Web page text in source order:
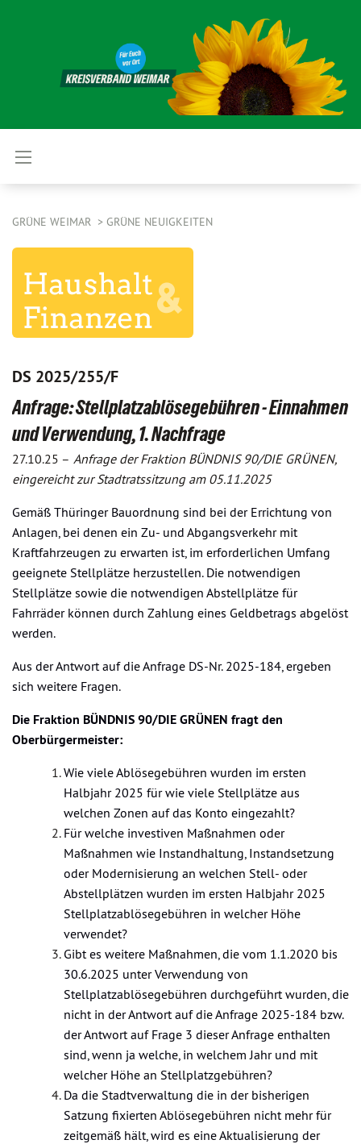
GRÜNE WEIMAR GRÜNE NEUIGKEITEN
DS 2025/255/F
Anfrage: Stellplatzablösegebühren - Einnahmen
und Verwendung, 1. Nachfrage
27.10.25 – Anfrage der Fraktion BÜNDNIS 90/DIE GRÜNEN,
eingereicht zur Stadtratssitzung am 05.11.2025
Gemäß Thüringer Bauordnung sind bei der Errichtung von
Anlagen, bei denen ein Zu- und Abgangsverkehr mit
Kraftfahrzeugen zu erwarten ist, im erforderlichen Umfang
geeignete Stellplätze herzustellen. Die notwendigen
Stellplätze sowie die notwendigen Abstellplätze für
Fahrräder können durch Zahlung eines Geldbetrags abgelöst
werden.
Aus der Antwort auf die Anfrage DS-Nr. 2025-184, ergeben
sich weitere Fragen.
Die Fraktion BÜNDNIS 90/DIE GRÜNEN fragt den
Oberbürgermeister:
Wie viele Ablösegebühren wurden im ersten
Halbjahr 2025 für wie viele Stellplätze aus
welchen Zonen auf das Konto eingezahlt?
Für welche investiven Maßnahmen oder
Maßnahmen wie Instandhaltung, Instandsetzung
oder Modernisierung an welchen Stell- oder
Abstellplätzen wurden im ersten Halbjahr 2025
Stellplatzablösegebühren in welcher Höhe
verwendet?
Gibt es weitere Maßnahmen, die vom 1.1.2020 bis
30.6.2025 unter Verwendung von
Stellplatzablösegebühren durchgeführt wurden, die
nicht in der Antwort auf die Anfrage 2025-184 bzw.
der Antwort auf Frage 3 dieser Anfrage enthalten
sind, wenn ja welche, in welchem Jahr und mit
welcher Höhe an Stellplatzgebühren?
Da die Stadtverwaltung die in der bisherigen
Satzung fixierten Ablösegebühren nicht mehr für
zeitgemäß hält, wird es eine Aktualisierung der